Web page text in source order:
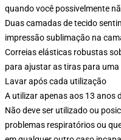
quando você possivelmente
Duas camadas de tecido
impressão sublimação na
Correias elásticas robustas
para ajustar as tiras para
Lavar após cada utilização
A utilizar apenas aos 13 anos
Não deve ser utilizado ou
problemas respiratórios ou